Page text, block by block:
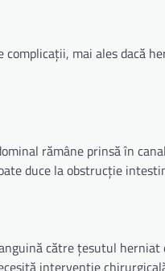
mai ales dacă
rămâne prinsă în
duce la obstrucție
către țesutul
intervenție